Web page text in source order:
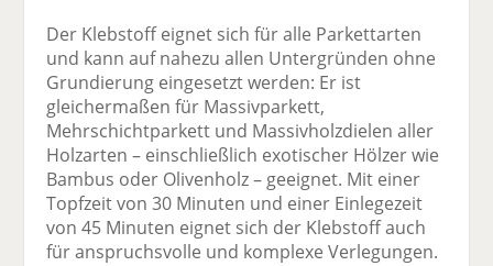
Der Klebstoff eignet sich für alle Parkettarten
und kann auf nahezu allen Untergründen ohne
Grundierung eingesetzt werden: Er ist
gleichermaßen für Massivparkett,
Mehrschichtparkett und Massivholzdielen aller
Holzarten – einschließlich exotischer Hölzer wie
Bambus oder Olivenholz – geeignet. Mit einer
Topfzeit von 30 Minuten und einer Einlegezeit
von 45 Minuten eignet sich der Klebstoff auch
für anspruchsvolle und komplexe Verlegungen.